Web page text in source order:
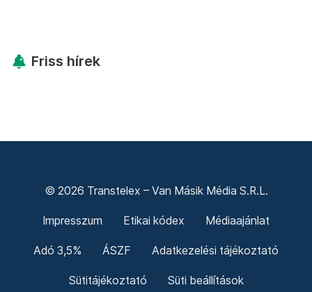
Friss hírek
© 2026 Transtelex – Van Másik Média S.R.L.
Impresszum Etikai kódex Médiaajánlat
Adó 3,5% ÁSZF Adatkezelési tájékoztató
Sütitájékoztató Süti beállítások